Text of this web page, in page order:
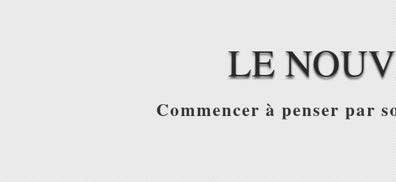
LE
Commencer à penser par